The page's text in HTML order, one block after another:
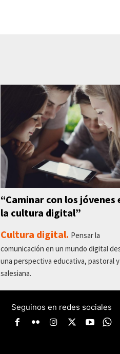
“Caminar con los jóvenes
la cultura digital”
Cultura digital. Pensar la
comunicación en un mundo digital
una perspectiva educativa, pastoral y
salesiana.
Seguinos en redes sociales